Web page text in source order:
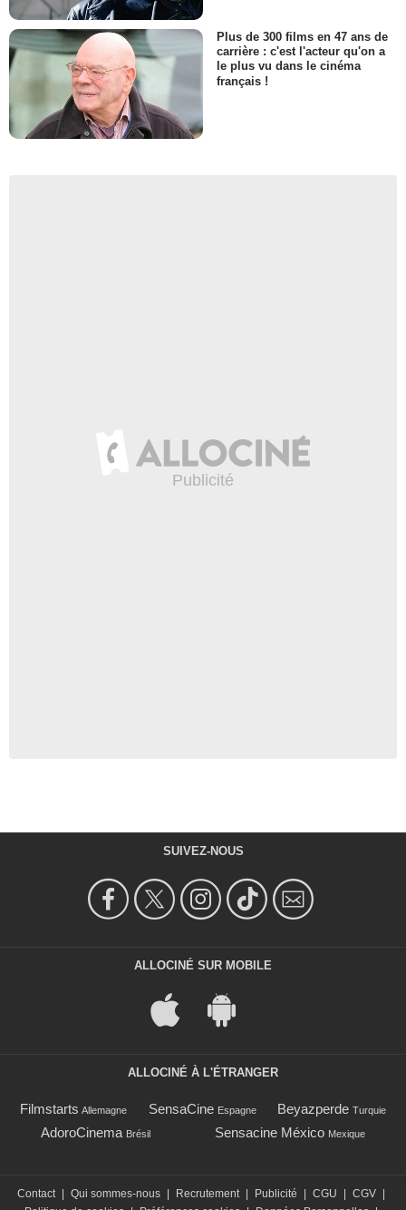
Plus de 300 films en 47 ans de
carrière : c'est l'acteur qu'on a
le plus vu dans le cinéma
français !
SUIVEZ-NOUS
ALLOCINÉ SUR MOBILE
ALLOCINÉ À L'ÉTRANGER
Filmstarts Allemagne SensaCine Espagne Beyazperde Turquie
AdoroCinema Brésil Sensacine México Mexique
Contact | Qui sommes-nous | Recrutement | Publicité | CGU | CGV |